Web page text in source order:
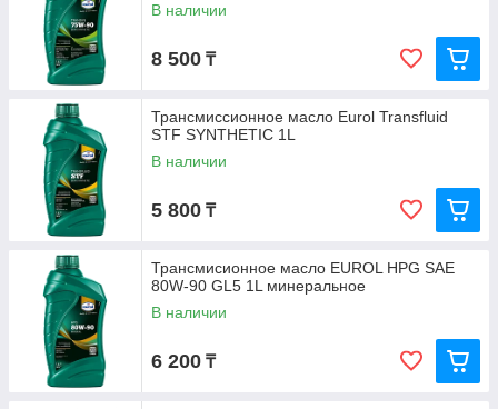
В наличии
8 500 ₸
Трансмиссионное масло Eurol Transfluid
STF SYNTHETIC 1L
В наличии
5 800 ₸
Трансмисионное масло EUROL HPG SAE
80W-90 GL5 1L минеральное
В наличии
6 200 ₸